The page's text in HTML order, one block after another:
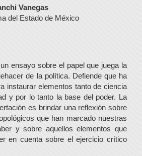
Vanegas
del Estado de México
ensayo sobre el papel que juega la
de la política. Defiende que ha
instaurar elementos tanto de ciencia
y por lo tanto la base del poder. La
es brindar una reflexión sobre
que han marcado nuestras
y sobre aquellos elementos que
en cuenta sobre el ejercicio crítico